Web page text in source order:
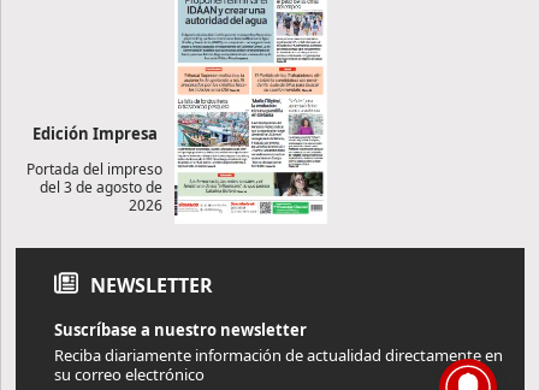
Edición Impresa
Portada del impreso
del 3 de agosto de
2026
NEWSLETTER
Suscríbase a nuestro newsletter
Reciba diariamente información de actualidad directamente en
su correo electrónico